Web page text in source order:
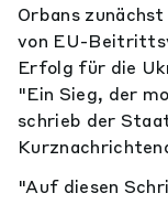
Orbans
von EU-
Erfolg für die
"Ein Sieg, der
schrieb der
"Auf diesen